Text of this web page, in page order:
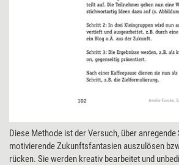
Diese Methode ist der Versuch, über
motivierende Zukunftsfantasien auszulösen
rücken. Sie werden kreativ bearbeitet und